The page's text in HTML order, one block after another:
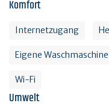
Komfort
Internetzugang
Eigene Waschmaschine
Wi-Fi
Umwelt